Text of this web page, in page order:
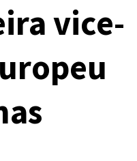
vice-